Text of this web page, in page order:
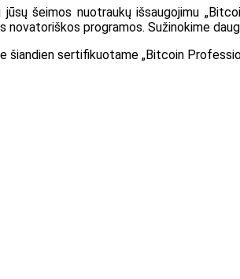
šeimos nuotraukų išsaugojimu
programos. Sužinokime
šiandien sertifikuotame „Bitcoin